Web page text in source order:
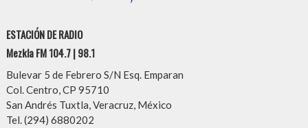
ESTACIÓN DE RADIO
Mezkla FM 104.7 | 98.1
Bulevar 5 de Febrero S/N Esq. Emparan
Col. Centro, CP 95710
San Andrés Tuxtla, Veracruz, México
Tel. (294) 6880202